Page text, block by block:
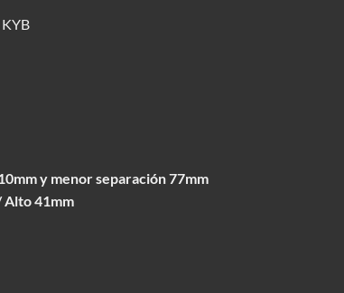
y menor separación 77mm
Alto 41mm